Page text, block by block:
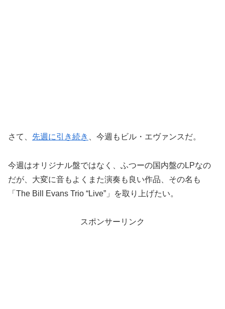
さて、 先週に引き続き 、今週もビル・エヴァンスだ。
今週はオリジナル盤ではなく、ふつーの国内盤のLPなの
だが、大変に音もよくまた演奏も良い作品、その名も
「The Bill Evans Trio “Live”」を取り上げたい。
スポンサーリンク